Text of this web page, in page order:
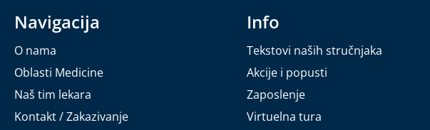
Navigacija
O nama
Oblasti Medicine
Naš tim lekara
Kontakt / Zakazivanje
Info
Tekstovi naših stručnjaka
Akcije i popusti
Zaposlenje
Virtuelna tura